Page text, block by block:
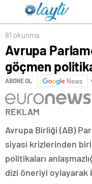
81 okunma
Avrupa
göçmen
ABONE OL News
REKLAM
Avrupa Birliği (AB)
siyasi krizlerinden
politikaları
dizi öneriyi oylayarak